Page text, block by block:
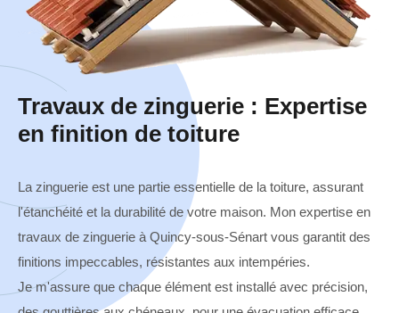
Travaux de zinguerie : Expertise
en finition de toiture
La zinguerie est une partie essentielle de la toiture, assurant
l'étanchéité et la durabilité de votre maison. Mon expertise en
travaux de zinguerie à Quincy-sous-Sénart vous garantit des
finitions impeccables, résistantes aux intempéries.
Je m'assure que chaque élément est installé avec précision,